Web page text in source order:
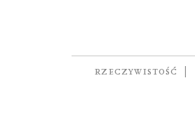
RZECZYWISTOŚĆ